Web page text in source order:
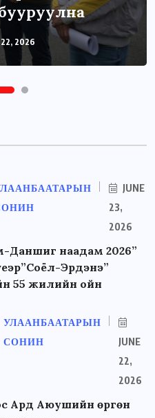
22, 2026
JUNE
23,
2026
Даншиг наадам 2026”
Эрдэнэ”
55 жилийн ойн
УЛААНБААТАРЫН
СОНИН
JUNE
22,
2026
Ард Аюушийн өргөн